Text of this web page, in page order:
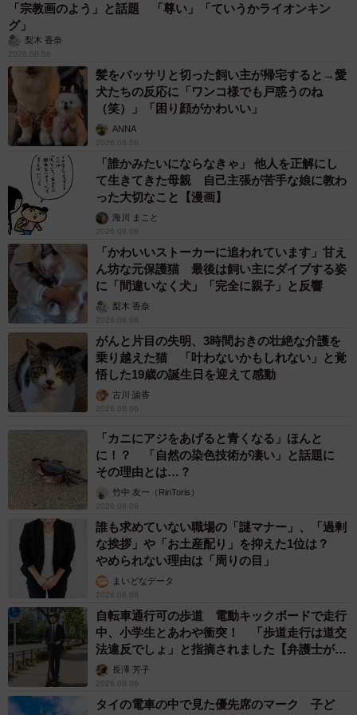
「宗教画のよう」と話題 「尊い」「ていうかライオンキン
グ」
梨木 香奈
2026.08.06
髪をバッサリと切った飼い主が帰宅すると→愛
犬たちの反応に「ワンコ様でも戸惑うのね
（笑）」「困り顔がかわいい」
ANNA
2026.08.06
「誰かみたいにならなきゃ」 他人を正解にし
て生きてきた母親 自己主張が苦手な娘に教わ
った大切なこと【漫画】
海川 まこと
2026.08.06
「かわいいストーカーに追われています」甘え
ん坊な元保護猫 最後は飼い主にダイブする姿
に「間違いなく犬」「完全に親子」と反響
梨木 香奈
2026.08.06
がんと片目の失明、3時間おきの壮絶な介護を
乗り越えた猫 「叶わないかもしれない」と覚
悟した19歳の誕生日を迎えて感動
古川 諭香
2026.08.06
「カニにアジをあげると青くなる」ほんと
に！？ 「自然の染色技術が凄い」と話題に
その理由とは…？
竹中 友一（RinToris）
2026.08.06
誰も求めていない職場の「謎マナー」、「過剰
な挨拶」や「お土産配り」を抑えた1位は？
やめられない理由は「周りの目」
まいどなデータ
2026.08.06
自転車通行可の歩道 電動キックボードで走行
中、小学生とあわや衝突！ 「歩道走行は道交
法違反でしょ」と指摘されました【弁護士が解
説】長澤 芳子
2026.08.06
タイの電車の中で見た優先席のマーク 子ど